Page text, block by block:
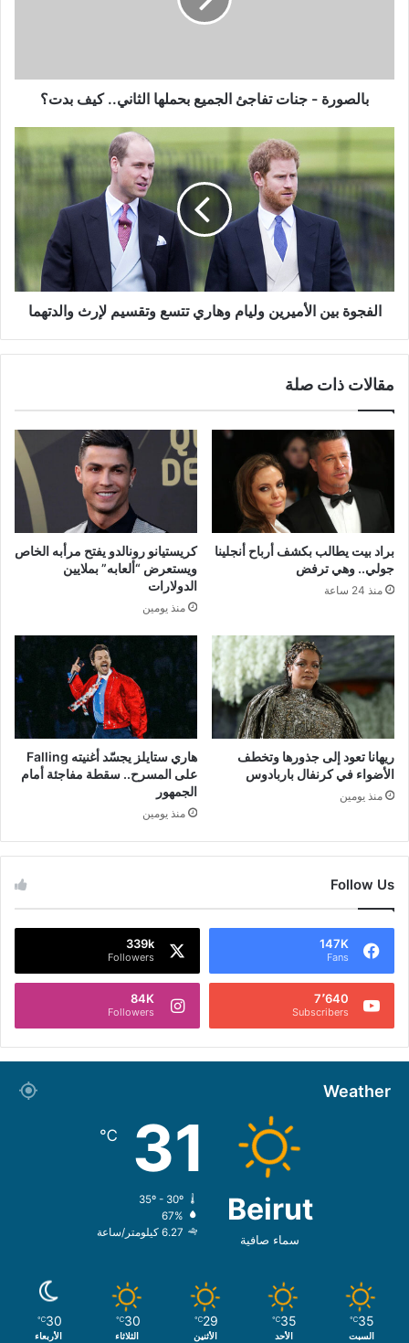
بدت؟
بالصورة - جنات تفاجئ الجميع بحملها الثاني.. كيف بدت؟
الفجوة
بين
الأميرين
وليام
وهاري
لإرث
والدتهما
الفجوة بين الأميرين وليام وهاري تتسع وتقسيم لإرث والدتهما
مقالات ذات صلة
براد بيت يطالب بكشف أرباح أنجلينا
جولي.. وهي ترفض
منذ 24 ساعة
كريستيانو رونالدو يفتح مرأبه الخاص
ويستعرض “ألعابه” بملايين
الدولارات
منذ يومين
ريهانا تعود إلى جذورها وتخطف
الأضواء في كرنفال باربادوس
منذ يومين
هاري ستايلز يجسّد أغنيته Falling
على المسرح.. سقطة مفاجئة أمام
الجمهور
منذ يومين
Follow Us
147K
Fans
339k
Followers
7٬640
Subscribers
84K
Followers
Weather
Beirut
سماء صافية
31
℃
35º - 30º
67%
6.27 كيلومتر/ساعة
35
℃
السبت
35
℃
الأحد
29
℃
الأثنين
30
℃
الثلاثاء
30
℃
الأربعاء